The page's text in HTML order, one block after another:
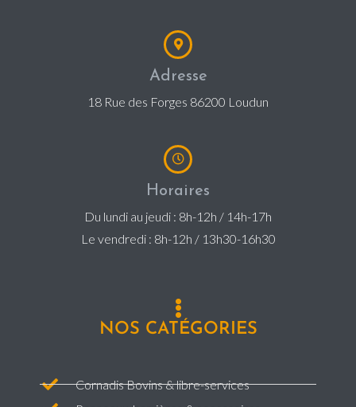
Adresse
18 Rue des Forges 86200 Loudun
Horaires
Du lundi au jeudi : 8h-12h / 14h-17h
Le vendredi : 8h-12h / 13h30-16h30
NOS CATÉGORIES
Cornadis Bovins & libre-services